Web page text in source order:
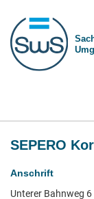
SEPERO
Anschrift
Unterer Bahnweg 6